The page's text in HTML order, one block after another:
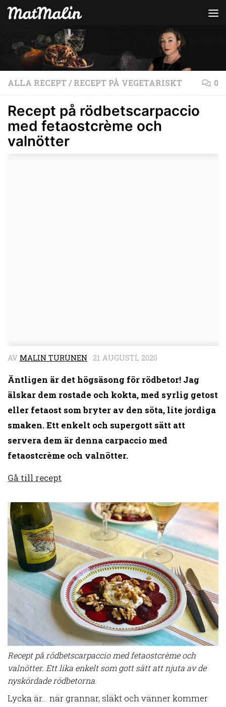
Hoppa till innehåll
ALLA RECEPT/ RECEPT PÅ VEGETARISKT 0
Recept på rödbetscarpaccio
med fetaostcrème och
valnötter
AV MALIN TURUNEN · 21 AUGUSTI, 2020
Äntligen är det högsäsong för rödbetor! Jag
älskar dem rostade och kokta, med syrlig getost
eller fetaost som bryter av den söta, lite jordiga
smaken. Ett enkelt och supergott sätt att
servera dem är denna carpaccio med
fetaostcrème och valnötter.
Gå till recept
Recept på rödbetscarpaccio med fetaostcrème och
valnötter. Ett lika enkelt som gott sätt att njuta av de
nyskördade rödbetorna.
Lycka är… när grannar, släkt och vänner kommer